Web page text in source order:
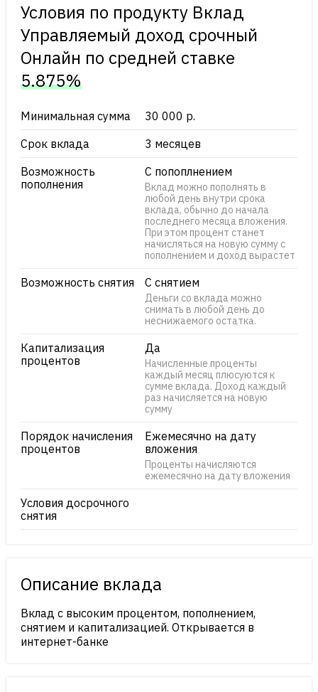
Условия по продукту Вклад
Управляемый доход срочный
Онлайн по cредней ставке
5.875%
Минимальная сумма
30 000 р.
Срок вклада
3 месяцев
Возможность
пополнения
С попоплнением
Вклад можно пополнять в
любой день внутри срока
вклада, обычно до начала
последнего месяца вложения.
При этом процент станет
начисляться на новую сумму с
пополнением и доход вырастет
Возможность снятия С снятием
Деньги со вклада можно
снимать в любой день до
неснижаемого остатка.
Капитализация
процентов
Да
Начисленные проценты
каждый месяц плюсуются к
сумме вклада. Доход каждый
раз начисляется на новую
сумму
Порядок начисления
процентов
Ежемесячно на дату
вложения
Проценты начисляются
ежемесячно на дату вложения
Условия досрочного
снятия
Описание вклада
Вклад с высоким процентом, пополнением,
снятием и капитализацией. Открывается в
интернет-банке